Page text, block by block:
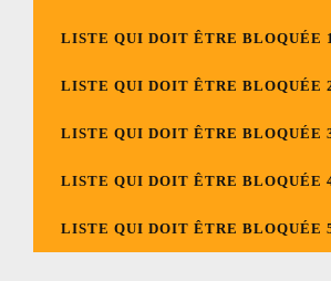
LISTE QUI DOIT ÊTRE BLOQUÉE
LISTE QUI DOIT ÊTRE BLOQUÉE
LISTE QUI DOIT ÊTRE BLOQUÉE
LISTE QUI DOIT ÊTRE BLOQUÉE
LISTE QUI DOIT ÊTRE BLOQUÉE